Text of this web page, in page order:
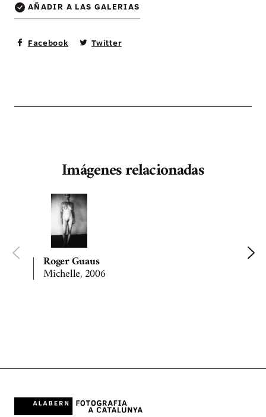
AÑADIR A LAS GALERIAS
Facebook Twitter
Imágenes relacionadas
Roger Guaus
Michelle, 2006